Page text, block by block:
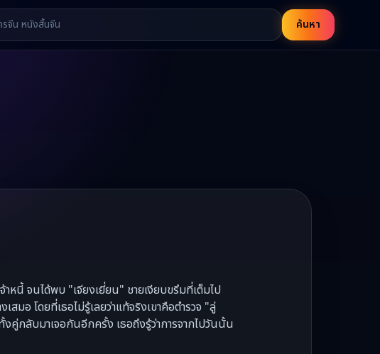
ค้นหา
หนี้ จนได้พบ "เจียงเยี่ยน" ชายเงียบขรึมที่เต็มไป
มอ โดยที่เธอไม่รู้เลยว่าแท้จริงเขาคือตำรวจ "ลู่
งคู่กลับมาเจอกันอีกครั้ง เธอถึงรู้ว่าการจากไปวันนั้น